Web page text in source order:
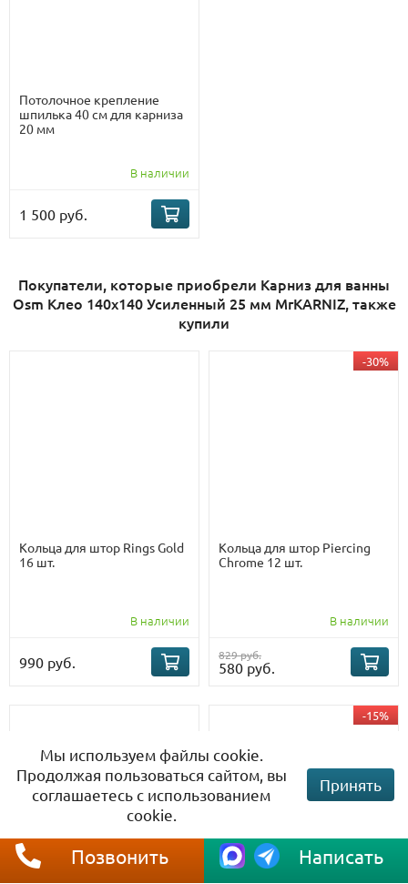
Потолочное крепление
шпилька 40 см для карниза
20 мм
В наличии
1 500 руб.
Покупатели, которые приобрели Карниз для ванны
Osm Клео 140х140 Усиленный 25 мм MrKARNIZ, также
купили
Кольца для штор Rings Gold
16 шт.
В наличии
990 руб.
-30%
Кольца для штор Piercing
Chrome 12 шт.
В наличии
829 руб.
580 руб.
-15%
Позвонить Написать
Мы используем файлы cookie.
Продолжая пользоваться сайтом, вы
соглашаетесь с использованием
cookie.
Принять